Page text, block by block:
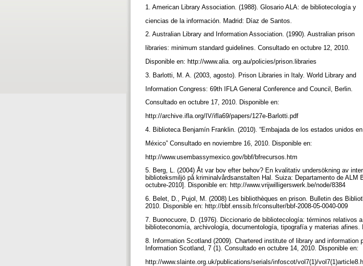
1. American Library Association. (1988). Glosario ALA: de bibliotecología y
ciencias de la información. Madrid: Díaz de Santos.
2. Australian Library and Information Association. (1990). Australian prison
libraries: minimum standard guidelines. Consultado en octubre 12, 2010.
Disponible en: http://www.alia. org.au/policies/prison.libraries
3. Barlotti, M. A. (2003, agosto). Prison Libraries in Italy. World Library and
Information Congress: 69th IFLA General Conference and Council, Berlin.
Consultado en octubre 17, 2010. Disponible en:
http://archive.ifla.org/IV/ifla69/papers/127e-Barlotti.pdf
4. Biblioteca Benjamín Franklin. (2010). “Embajada de los estados unidos en
México” Consultado en noviembre 16, 2010. Disponible en:
http://www.usembassymexico.gov/bbf/bfrecursos.htm
5. Berg, L. (2004) Åt var bov efter behov? En kvalitativ undersökning av
biblioteksmiljö på kriminalvårdsanstalten Hal. Suiza: Departamento de
octubre-2010]. Disponible en: http://www.vrijwilligerswerk.be/node/8384
6. Belet, D., Pujol, M. (2008) Les bibliothèques en prison. Bulletin des
2010. Disponible en: http://bbf.enssib.fr/consulter/bbf-2008-05-0040-009
7. Buonocuore, D. (1976). Diccionario de bibliotecología: términos relativos
biblioteconomía, archivología, documentología, tipografía y materias afines.
8. Information Scotland (2009). Chartered institute of library and
Information Scotland, 7 (1). Consultado en octubre 14, 2010. Disponible en:
http://www.slainte.org.uk/publications/serials/infoscot/vol7(1)/